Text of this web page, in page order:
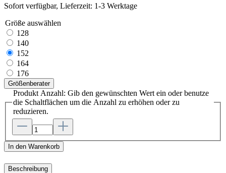
Sofort verfügbar, Lieferzeit: 1-3 Werktage
Größe auswählen
128
140
152
164
176
Größenberater
Produkt Anzahl: Gib den gewünschten Wert ein oder benutze
die Schaltflächen um die Anzahl zu erhöhen oder zu
reduzieren.
In den Warenkorb
Beschreibung